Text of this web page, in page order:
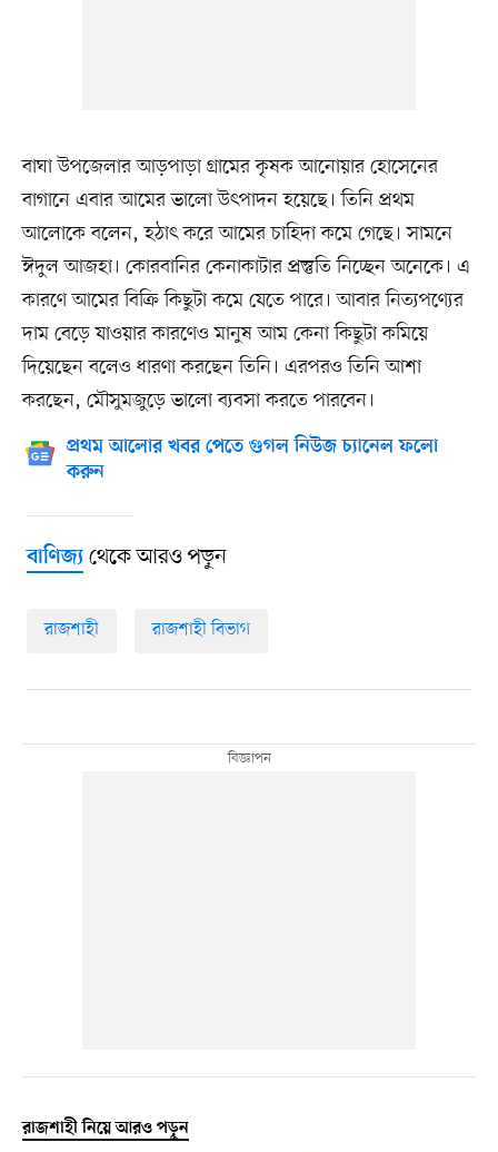
বাঘা উপজেলার আড়পাড়া গ্রামের কৃষক আনোয়ার হোসেনের
বাগানে এবার আমের ভালো উৎপাদন হয়েছে। তিনি প্রথম
আলোকে বলেন, হঠাৎ করে আমের চাহিদা কমে গেছে। সামনে
ঈদুল আজহা। কোরবানির কেনাকাটার প্রস্তুতি নিচ্ছেন অনেকে। এ
কারণে আমের বিক্রি কিছুটা কমে যেতে পারে। আবার নিত্যপণ্যের
দাম বেড়ে যাওয়ার কারণেও মানুষ আম কেনা কিছুটা কমিয়ে
দিয়েছেন বলেও ধারণা করছেন তিনি। এরপরও তিনি আশা
করছেন, মৌসুমজুড়ে ভালো ব্যবসা করতে পারবেন।
প্রথম আলোর খবর পেতে গুগল নিউজ চ্যানেল ফলো
করুন
বাণিজ্যথেকে আরও পড়ুন
রাজশাহী রাজশাহী বিভাগ
রাজশাহী নিয়ে আরও পড়ুন